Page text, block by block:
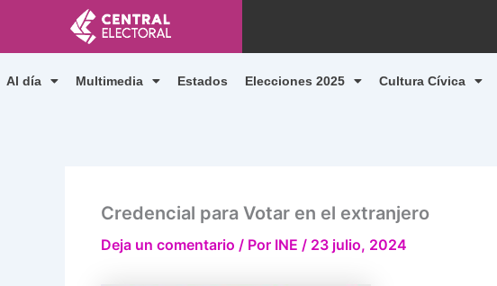
contenido
Al día Multimedia Estados Elecciones 2025 Cultura Cívica
Credencial para Votar en el extranjero
Deja un comentario / Por INE / 23 julio, 2024